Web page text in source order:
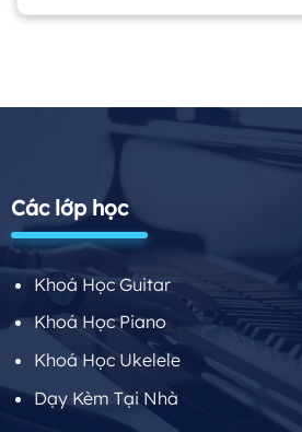
Các lớp học
Khoá Học Guitar
Khoá Học Piano
Khoá Học Ukelele
Dạy Kèm Tại Nhà